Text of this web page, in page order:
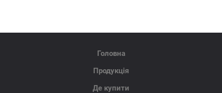
Головна
Продукція
Де купити